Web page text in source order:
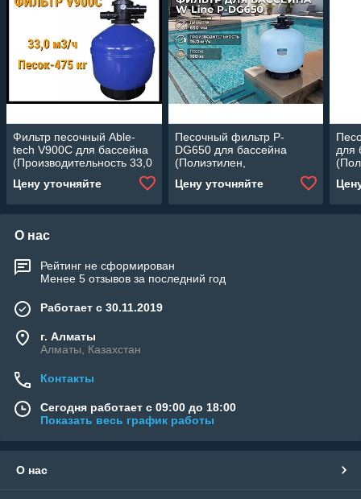
Фильтр песочный Able-
tech V900C для бассейна
(Производительность 33,0
Цену уточняйте
Песочный фильтр P-
DG650 для бассейна
(Полиэтилен,
м3/ч, диаметр: 650 мм,
Цену уточняйте
для
м3/
О нас
Рейтинг не сформирован
Менее 5 отзывов за последний год
Работает с 30.11.2019
г. Алматы
Алматы, Казахстан
Контакты
Сегодня работает с 09:00 до 18:00
Показать весь график работы
О нас